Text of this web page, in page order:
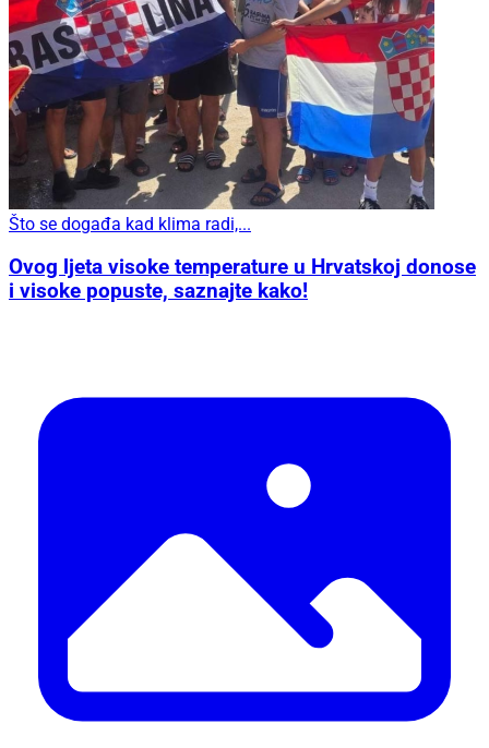
Što se događa kad klima radi,...
Ovog ljeta visoke temperature u Hrvatskoj donose
i visoke popuste, saznajte kako!